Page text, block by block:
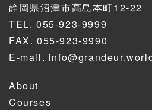
静岡県沼津市高島本町12-22
TEL. 055-923-9999
FAX. 055-923-9990
E-mail.
About
Courses